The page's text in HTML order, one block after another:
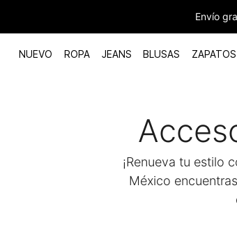
Envío
NUEVO ROPA JEANS BLUSAS ZAPATOS
¡Renueva tu estilo
México